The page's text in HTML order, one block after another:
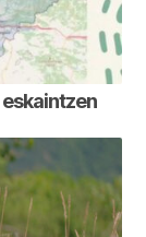
eskaintzen